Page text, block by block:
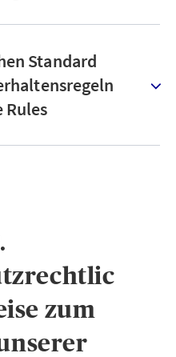
Standard
Rules
zum